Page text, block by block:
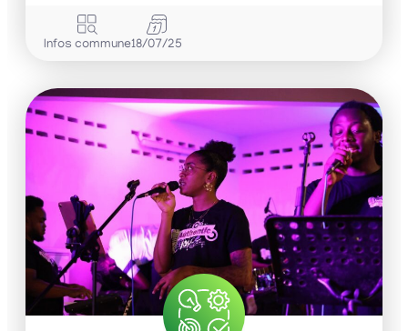
Infos commune18/07/25